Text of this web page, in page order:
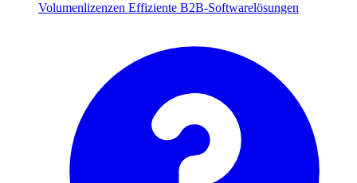
Volumenlizenzen Effiziente B2B-Softwarelösungen